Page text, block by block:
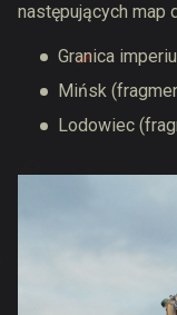
następujących map
Granica
Mińsk
Lodowiec